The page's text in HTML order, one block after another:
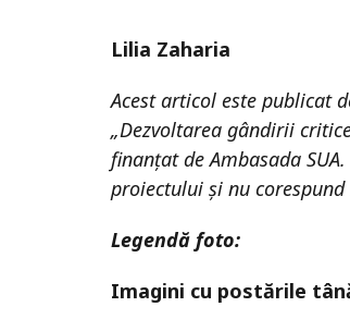
Lilia Zaharia
Acest articol este publicat
„Dezvoltarea gândirii
finanțat de Ambasada
proiectului și nu corespund
Legendă foto:
Imagini cu postările